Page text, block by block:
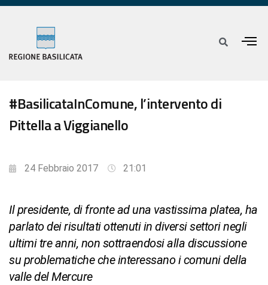
#BasilicataInComune, l’intervento di
Pittella a Viggianello
24 Febbraio 2017 21:01
Il presidente, di fronte ad una vastissima platea, ha
parlato dei risultati ottenuti in diversi settori negli
ultimi tre anni, non sottraendosi alla discussione
su problematiche che interessano i comuni della
valle del Mercure